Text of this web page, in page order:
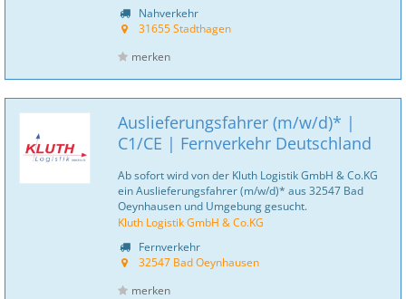
Nahverkehr
31655 Stadthagen
merken
Auslieferungsfahrer (m/w/d)* |
C1/CE | Fernverkehr Deutschland
Ab sofort wird von der Kluth Logistik GmbH & Co.KG
ein Auslieferungsfahrer (m/w/d)* aus 32547 Bad
Oeynhausen und Umgebung gesucht.
Kluth Logistik GmbH & Co.KG
Fernverkehr
32547 Bad Oeynhausen
merken